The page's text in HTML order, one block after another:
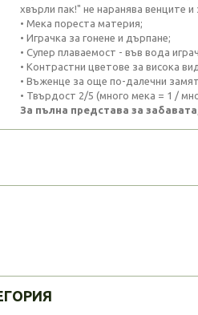
хвърли пак!" не наранява венците и
• Мека пореста материя;
• Играчка за гонене и дърпане;
• Супер плаваемост - във вода
• Контрастни цветове за висока
• Въженце за още по-далечни
• Твърдост 2/5 (много мека = 1 /
За пълна представа за